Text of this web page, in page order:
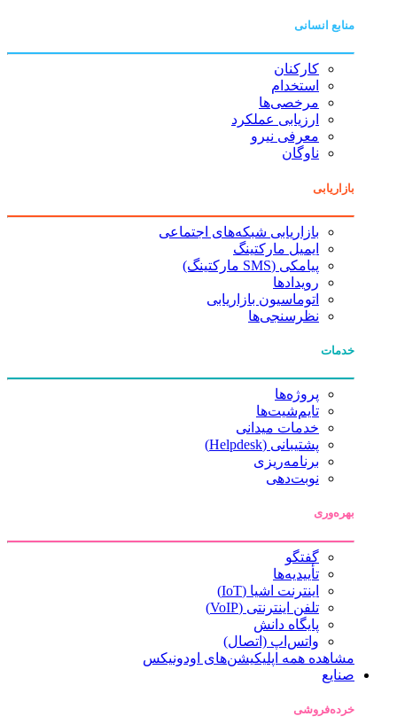
منابع انسانی
کارکنان
استخدام
مرخصی‌ها
ارزیابی عملکرد
معرفی نیرو
ناوگان
بازاریابی
بازاریابی شبکه‌های اجتماعی
ایمیل مارکتینگ
پیامکی (SMS مارکتینگ)
رویدادها
اتوماسیون بازاریابی
نظرسنجی‌ها
خدمات
پروژه‌ها
تایم‌شیت‌ها
خدمات میدانی
پشتیبانی (Helpdesk)
برنامه‌ریزی
نوبت‌دهی
بهره‌وری
گفتگو
تأییدیه‌ها
اینترنت اشیا (IoT)
تلفن اینترنتی (VoIP)
پایگاه دانش
واتس‌اپ (اتصال)
مشاهده همه اپلیکیشن‌های اودونیکس
صنایع
خرده‌فروشی